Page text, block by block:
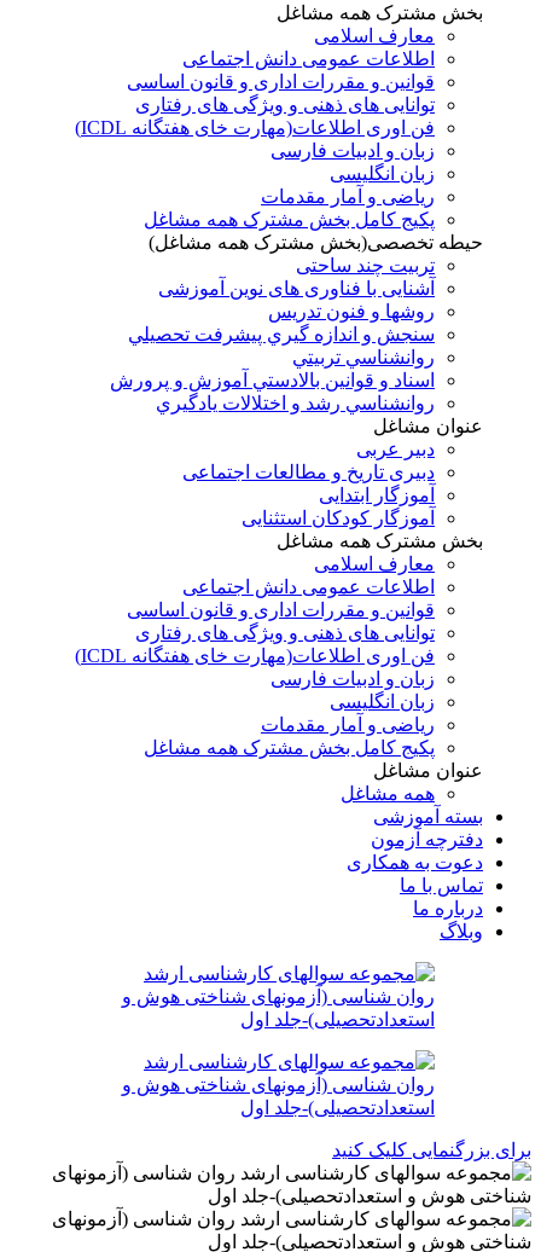
بخش مشترک همه مشاغل
معارف اسلامی
اطلاعات عمومی دانش اجتماعی
قوانین و مقررات اداری و قانون اساسی
توانایی های ذهنی و ویژگی های رفتاری
فن اوری اطلاعات(مهارت خای هفتگانه ICDL)
زبان و ادبیات فارسی
زبان انگلیسی
ریاضی و آمار مقدمات
پکیج کامل بخش مشترک همه مشاغل
حیطه تخصصی(بخش مشترک همه مشاغل)
تربیت چند ساحتی
آشنایی با فناوری های نوین آموزشی
روشها و فنون تدريس
سنجش و اندازه گيري پيشرفت تحصيلي
روانشناسي تربيتي
اسناد و قوانين بالادستي آموزش و پرورش
روانشناسي رشد و اختلالات يادگيري
عنوان مشاغل
دبير عربی
دبیری تاریخ و مطالعات اجتماعی
آموزگار ابتدایی
آموزگار کودکان استثنایی
بخش مشترک همه مشاغل
معارف اسلامی
اطلاعات عمومی دانش اجتماعی
قوانین و مقررات اداری و قانون اساسی
توانایی های ذهنی و ویژگی های رفتاری
فن اوری اطلاعات(مهارت خای هفتگانه ICDL)
زبان و ادبیات فارسی
زبان انگلیسی
ریاضی و آمار مقدمات
پکیج کامل بخش مشترک همه مشاغل
عنوان مشاغل
همه مشاغل
بسته آموزشی
دفترچه آزمون
دعوت به همکاری
تماس با ما
درباره ما
وبلاگ
برای بزرگنمایی کلیک کنید